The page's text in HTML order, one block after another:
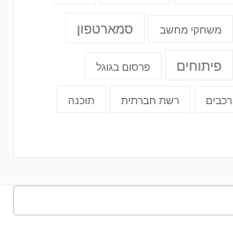
משחקי מחשב סמארטפון
פיתוחים פרסום בגוגל
רכבים רשת חברתית תוכנה